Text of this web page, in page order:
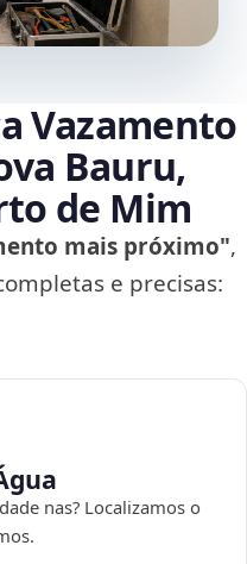
Vazamento
Bauru,
de Mim
mais próximo",
e precisas:
nas? Localizamos o